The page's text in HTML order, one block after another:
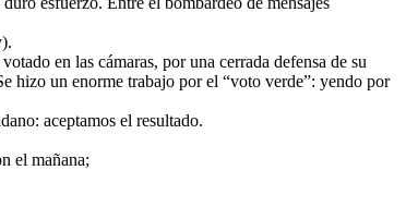
en las cámaras, por una cerrada defensa de su
hizo un enorme trabajo por el “voto verde”: yendo por
aceptamos el resultado.
el mañana;